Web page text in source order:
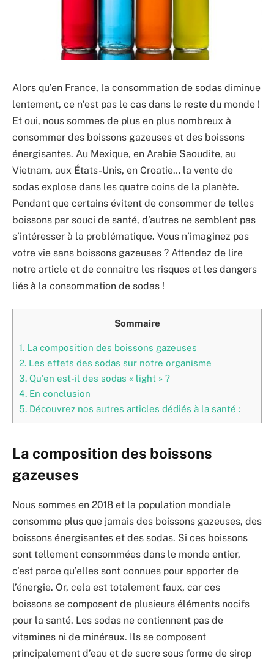
Alors qu’en France, la consommation de sodas diminue
lentement, ce n’est pas le cas dans le reste du monde !
Et oui, nous sommes de plus en plus nombreux à
consommer des boissons gazeuses et des boissons
énergisantes. Au Mexique, en Arabie Saoudite, au
Vietnam, aux États-Unis, en Croatie… la vente de
sodas explose dans les quatre coins de la planète.
Pendant que certains évitent de consommer de telles
boissons par souci de santé, d’autres ne semblent pas
s’intéresser à la problématique. Vous n’imaginez pas
votre vie sans boissons gazeuses ? Attendez de lire
notre article et de connaitre les risques et les dangers
liés à la consommation de sodas !
Sommaire
1. La composition des boissons gazeuses
2. Les effets des sodas sur notre organisme
3. Qu’en est-il des sodas « light » ?
4. En conclusion
5. Découvrez nos autres articles dédiés à la santé :
La composition des boissons
gazeuses
Nous sommes en 2018 et la population mondiale
consomme plus que jamais des boissons gazeuses, des
boissons énergisantes et des sodas. Si ces boissons
sont tellement consommées dans le monde entier,
c’est parce qu’elles sont connues pour apporter de
l’énergie. Or, cela est totalement faux, car ces
boissons se composent de plusieurs éléments nocifs
pour la santé. Les sodas ne contiennent pas de
vitamines ni de minéraux. Ils se composent
principalement d’eau et de sucre sous forme de sirop